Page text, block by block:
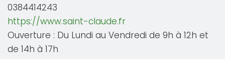
0384414243
https://www.saint-claude.fr
Ouverture : Du Lundi au Vendredi de 9h à 12h et
de 14h à 17h